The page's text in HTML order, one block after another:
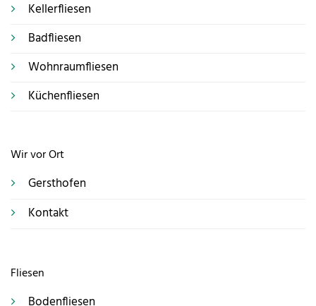
Kellerfliesen
Badfliesen
Wohnraumfliesen
Küchenfliesen
Fliesen
Wir vor Ort
Gersthofen
Kontakt